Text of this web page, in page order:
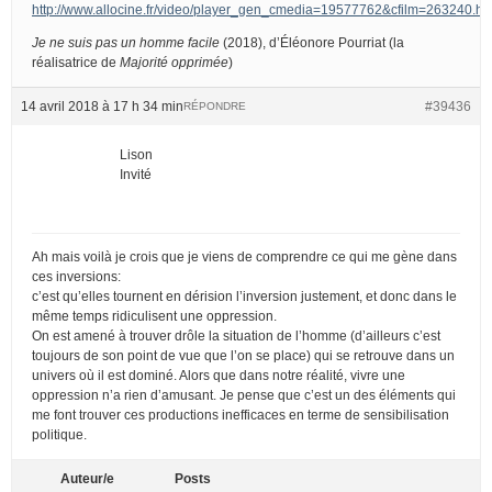
http://www.allocine.fr/video/
Je ne suis pas un homme facile (2018), d’Éléonore Pourriat (la
réalisatrice de Majorité opprimée)
14 avril 2018 à 17 h 34 min #39436
RÉPONDRE
Lison
Invité
Ah mais voilà je crois que je viens de comprendre ce qui me gène dans
ces inversions:
c’est qu’elles tournent en dérision l’inversion justement, et donc dans le
même temps ridiculisent une oppression.
On est amené à trouver drôle la situation de l’homme (d’ailleurs c’est
toujours de son point de vue que l’on se place) qui se retrouve dans un
univers où il est dominé. Alors que dans notre réalité, vivre une
oppression n’a rien d’amusant. Je pense que c’est un des éléments qui
me font trouver ces productions inefficaces en terme de sensibilisation
politique.
Auteur/e Posts